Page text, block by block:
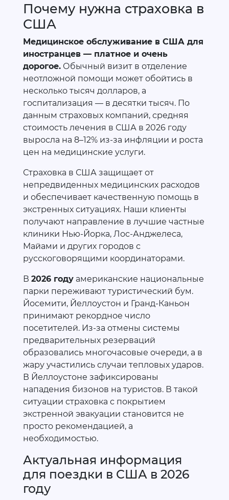
Почему нужна страховка в
США
Медицинское обслуживание в США для
иностранцев — платное и очень
дорогое. Обычный визит в отделение
неотложной помощи может обойтись в
несколько тысяч долларов, а
госпитализация — в десятки тысяч. По
данным страховых компаний, средняя
стоимость лечения в США в 2026 году
выросла на 8–12% из-за инфляции и роста
цен на медицинские услуги.
Страховка в США защищает от
непредвиденных медицинских расходов
и обеспечивает качественную помощь в
экстренных ситуациях. Наши клиенты
получают направление в лучшие частные
клиники Нью-Йорка, Лос-Анджелеса,
Майами и других городов с
русскоговорящими координаторами.
В 2026 году американские национальные
парки переживают туристический бум.
Йосемити, Йеллоустон и Гранд-Каньон
принимают рекордное число
посетителей. Из-за отмены системы
предварительных резерваций
образовались многочасовые очереди, а в
жару участились случаи тепловых ударов.
В Йеллоустоне зафиксированы
нападения бизонов на туристов. В такой
ситуации страховка с покрытием
экстренной эвакуации становится не
просто рекомендацией, а
необходимостью.
Актуальная информация
для поездки в США в 2026
году